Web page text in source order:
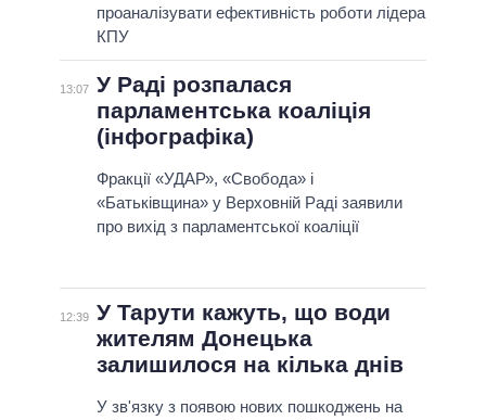
проаналізувати ефективність роботи лідера
КПУ
13:07 У Раді розпалася
парламентська коаліція
(інфографіка)
Фракції «УДАР», «Свобода» і
«Батьківщина» у Верховній Раді заявили
про вихід з парламентської коаліції
12:39 У Тарути кажуть, що води
жителям Донецька
залишилося на кілька днів
У зв'язку з появою нових пошкоджень на